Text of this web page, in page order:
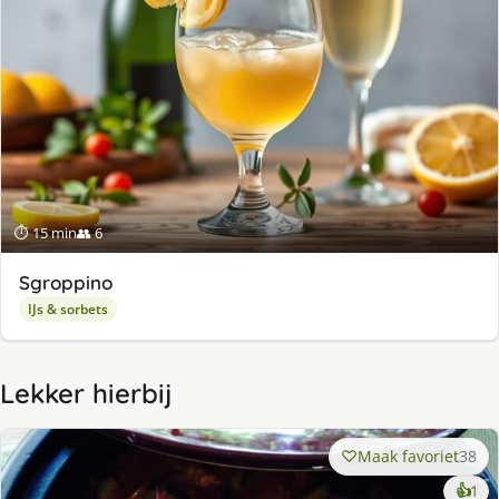
⏱ 15 min👥 6
Sgroppino
IJs & sorbets
Lekker hierbij
Maak favoriet38
👍1